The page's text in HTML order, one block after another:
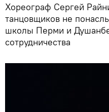
Хореограф Сергей
танцовщиков не
школы Перми и
сотрудничества